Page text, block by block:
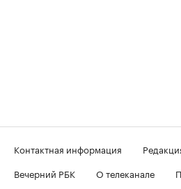
Контактная информация
Вечерний РБК
О телеканале